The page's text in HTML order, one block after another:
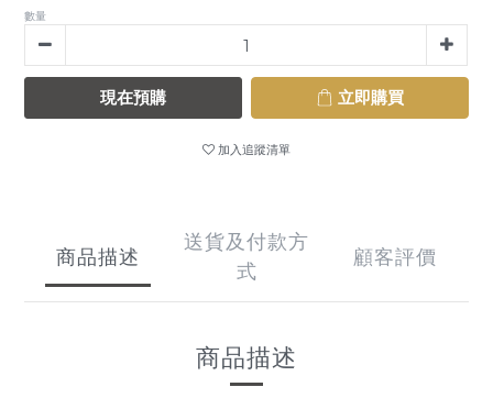
數量
現在預購 立即購買
加入追蹤清單
商品描述
送貨及付款方
式
顧客評價
商品描述